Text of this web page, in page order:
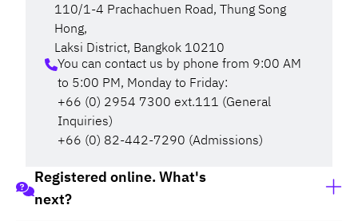
110/1-4 Prachachuen Road, Thung Song
Hong,
Laksi District, Bangkok 10210
You can contact us by phone from 9:00 AM
to 5:00 PM, Monday to Friday:
+66 (0) 2954 7300 ext.111 (General
Inquiries)
+66 (0) 82-442-7290 (Admissions)
Registered online. What's
next?